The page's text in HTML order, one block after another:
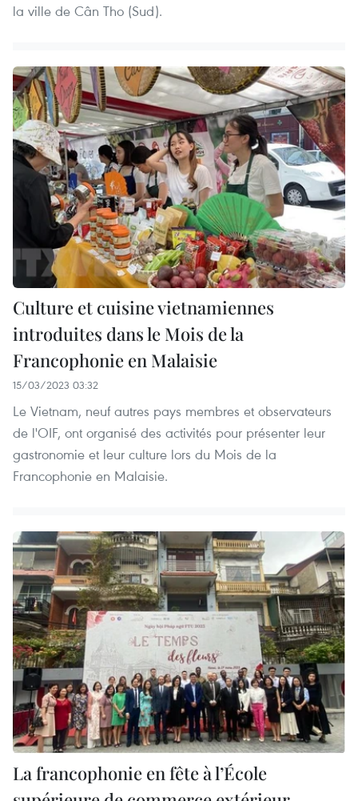
la ville de Cân Tho (Sud).
Culture et cuisine vietnamiennes
introduites dans le Mois de la
Francophonie en Malaisie
15/03/2023 03:32
Le Vietnam, neuf autres pays membres et observateurs
de l'OIF, ont organisé des activités pour présenter leur
gastronomie et leur culture lors du Mois de la
Francophonie en Malaisie.
La francophonie en fête à l’École